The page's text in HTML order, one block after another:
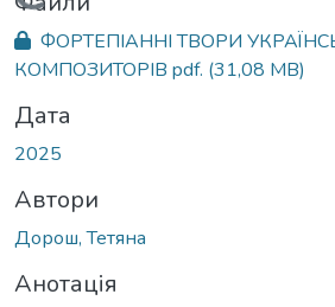
Вантажиться...
ФОРТЕПІАННІ ТВОРИ
КОМПОЗИТОРІВ pdf. (31,08 MB)
Дата
2025
Автори
Дорош, Тетяна
Анотація